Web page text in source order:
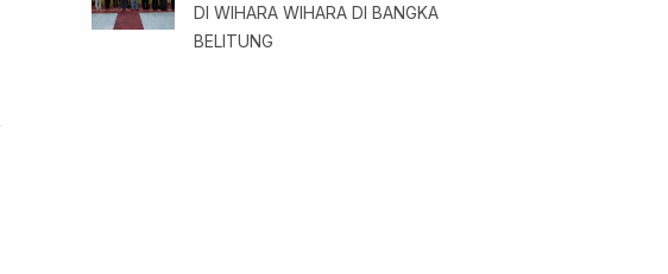
DI WIHARA WIHARA DI BANGKA
BELITUNG